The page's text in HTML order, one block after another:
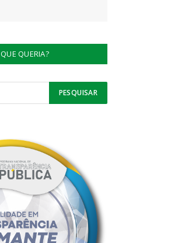
QUERIA?